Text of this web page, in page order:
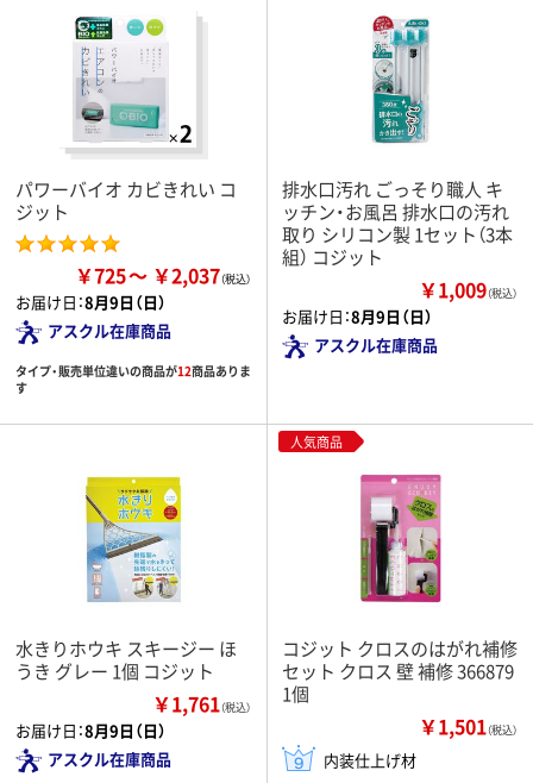
パワーバイオ カビきれい コ
ジット
￥725 ￥2,037
お届け日：8月9日（日）
アスクル在庫商品
タイプ・販売単位違いの商品が12商品ありま
す
排水口汚れ ごっそり職人 キ
ッチン・お風呂 排水口の汚れ
取り シリコン製 1セット（3本
組） コジット
￥1,009（税込）
お届け日：8月9日（日）
アスクル在庫商品
水きりホウキ スキージー ほ
うき グレー 1個 コジット
￥1,761（税込）
お届け日：8月9日（日）
アスクル在庫商品
人気商品
コジット クロスのはがれ補修
セット クロス 壁 補修 366879
1個
￥1,501（税込）
内装仕上げ材